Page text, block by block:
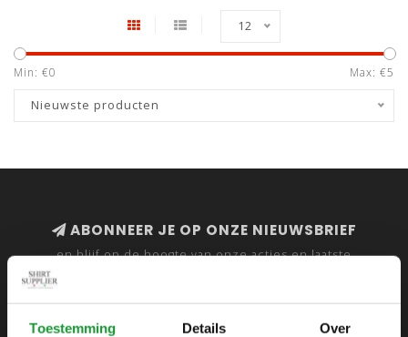
Toestemming Details Over
12
Min: €0 Max: €5
Nieuwste producten
ABONNEER JE OP ONZE NIEUWSBRIEF
en blijf op de hoogte van onze acties en laatste